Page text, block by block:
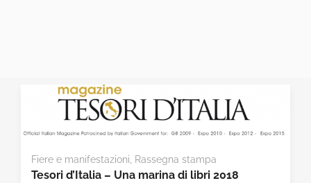
Fiere e manifestazioni, Rassegna stampa
Tesori d’Italia – Una marina di libri 2018